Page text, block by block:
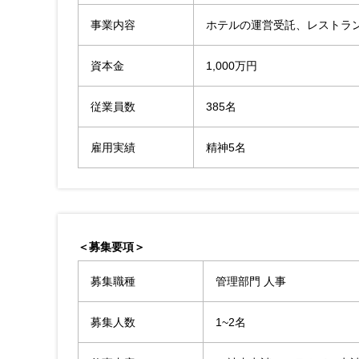
事業内容 ホテルの運営受託、レストラ
資本金 1,000万円
従業員数 385名
雇用実績 精神5名
＜募集要項＞
募集職種 管理部門 人事
募集人数 1~2名